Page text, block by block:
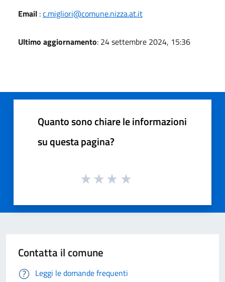
Email :c.migliori@comune.nizza.at.it
Ultimo aggiornamento: 24 settembre 2024, 15:36
Quanto sono chiare le informazioni
su questa pagina?
Contatta il comune
Leggi le domande frequenti